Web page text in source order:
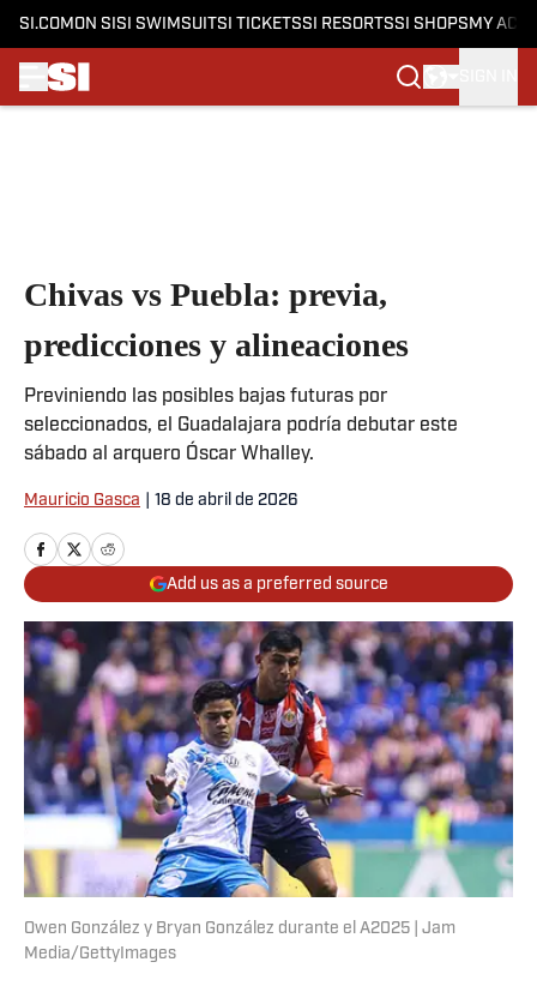
SI.COM ON SI SI SWIMSUITSI TICKETSSI RESORTSSI SHOPS MY
Chivas vs Puebla: previa,
predicciones y alineaciones
Previniendo las posibles bajas futuras por
seleccionados, el Guadalajara podría debutar este
sábado al arquero Óscar Whalley.
Mauricio Gasca 18 de abril de 2026
Add us as a preferred source
Owen González y Bryan González durante el A2025 | Jam
Media/GettyImages